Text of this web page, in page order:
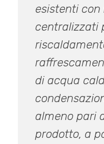
esistenti
centralizzati
di acqua
almeno pari
prodotto, a